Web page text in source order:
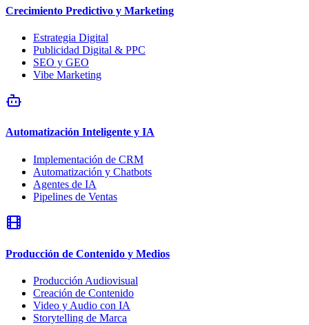
Crecimiento Predictivo y Marketing
Estrategia Digital
Publicidad Digital & PPC
SEO y GEO
Vibe Marketing
Automatización Inteligente y IA
Implementación de CRM
Automatización y Chatbots
Agentes de IA
Pipelines de Ventas
Producción de Contenido y Medios
Producción Audiovisual
Creación de Contenido
Video y Audio con IA
Storytelling de Marca